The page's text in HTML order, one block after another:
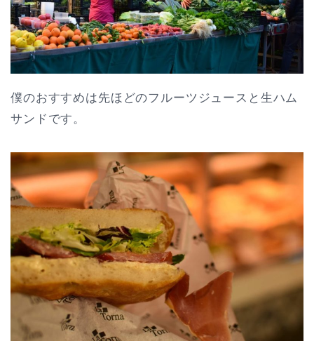
僕のおすすめは先ほどのフルーツジュースと生ハム
サンドです。